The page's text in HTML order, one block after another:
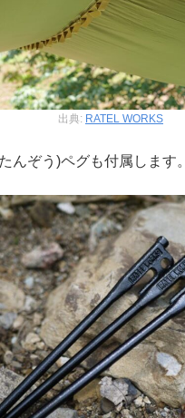
出典: RATEL WORKS
んぞう)ペグも付属します。